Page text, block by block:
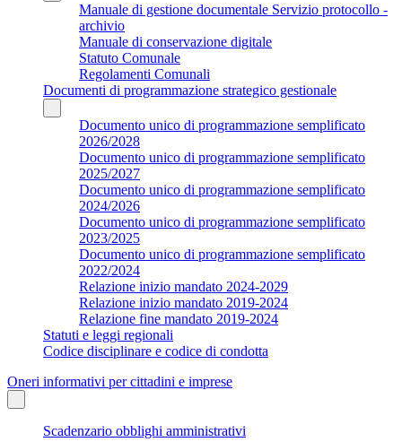
Manuale di gestione documentale Servizio protocollo -
archivio
Manuale di conservazione digitale
Statuto Comunale
Regolamenti Comunali
Documenti di programmazione strategico gestionale
Documento unico di programmazione semplificato
2026/2028
Documento unico di programmazione semplificato
2025/2027
Documento unico di programmazione semplificato
2024/2026
Documento unico di programmazione semplificato
2023/2025
Documento unico di programmazione semplificato
2022/2024
Relazione inizio mandato 2024-2029
Relazione inizio mandato 2019-2024
Relazione fine mandato 2019-2024
Statuti e leggi regionali
Codice disciplinare e codice di condotta
Oneri informativi per cittadini e imprese
Scadenzario obblighi amministrativi